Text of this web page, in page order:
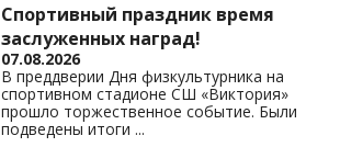
Спортивный праздник время
заслуженных наград!
07.08.2026
В преддверии Дня физкультурника на
спортивном стадионе СШ «Виктория»
прошло торжественное событие. Были
подведены итоги ...